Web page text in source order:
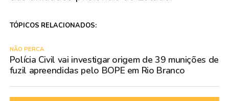
TÓPICOS RELACIONADOS:
NÃO PERCA
Polícia Civil vai investigar origem de 39 munições de
fuzil apreendidas pelo BOPE em Rio Branco